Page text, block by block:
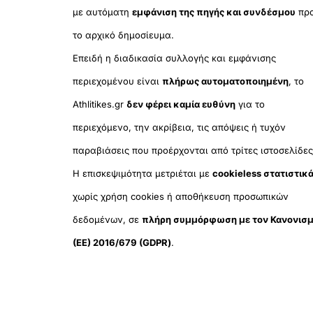
με αυτόματη εμφάνιση της πηγής και συνδέσμου
το αρχικό δημοσίευμα.
Επειδή η διαδικασία συλλογής και εμφάνισης
περιεχομένου είναι πλήρως αυτοματοποιημένη, το
Athlitikes.gr δεν φέρει καμία ευθύνηγια το
περιεχόμενο, την ακρίβεια, τις απόψεις ή τυχόν
παραβιάσεις που προέρχονται από τρίτες
Η επισκεψιμότητα μετριέται με cookieless στατιστικά
χωρίς χρήση cookies ή αποθήκευση προσωπικών
δεδομένων, σε πλήρη συμμόρφωση με τον
(ΕΕ) 2016/679 (GDPR).